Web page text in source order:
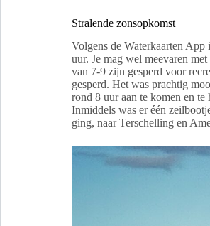
Stralende zonsopkomst
Volgens de Waterkaarten
uur. Je mag wel meevaren
van 7-9 zijn gesperd voor
gesperd. Het was prachtig
rond 8 uur aan te komen en
Inmiddels was er één
ging, naar Terschelling en